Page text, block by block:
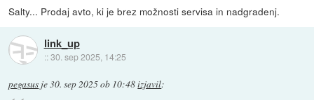
Salty... Prodaj avto, ki je brez možnosti servisa in nadgradenj.
link_up
::30. sep 2025, 14:25
pegasus je30. sep 2025 ob 10:48izjavil: